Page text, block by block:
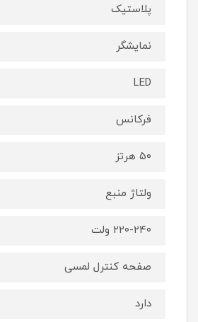
پلاستیک
نمایشگر
LED
فرکانس
۵۰ هرتز
ولتاژ منبع
۲۲۰-۲۴۰ ولت
صفحه کنترل لمسی
دارد